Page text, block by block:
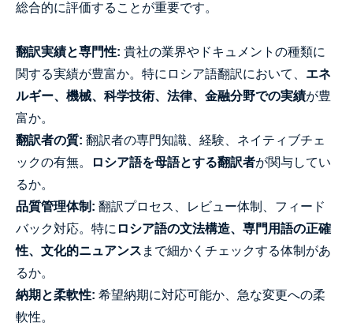
総合的に評価することが重要です。
翻訳実績と専門性: 貴社の業界やドキュメントの種類に
関する実績が豊富か。特にロシア語翻訳において、 エネ
ルギー、機械、科学技術、法律、金融分野での実績が豊
富か。
翻訳者の質: 翻訳者の専門知識、経験、ネイティブチェ
ックの有無。
ロシア語を母語とする翻訳者が関与してい
るか。
品質管理体制: 翻訳プロセス、レビュー体制、フィード
バック対応。特に ロシア語の文法構造、専門用語の正確
性、文化的ニュアンス まで細かくチェックする体制があ
るか。
納期と柔軟性: 希望納期に対応可能か、急な変更への柔
軟性。